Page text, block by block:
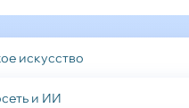
искусство
и ИИ